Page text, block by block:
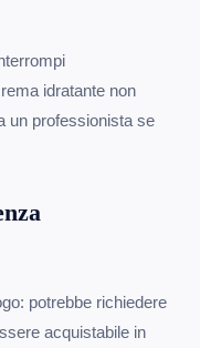
idratante non
un professionista se
potrebbe richiedere
acquistabile in